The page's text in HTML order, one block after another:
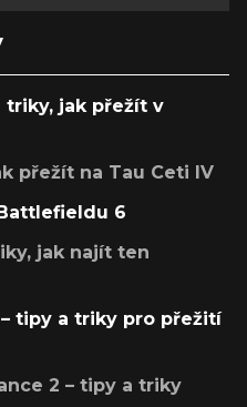
triky, jak přežít v
přežít na Tau Ceti IV
6
jak najít ten
tipy a triky pro přežití
2 – tipy a triky